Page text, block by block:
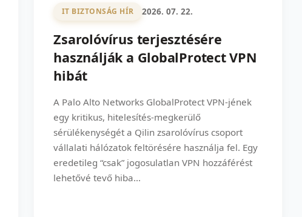
IT BIZTONSÁG HÍR 2026. 07. 22.
Zsarolóvírus terjesztésére
használják a GlobalProtect VPN
hibát
A Palo Alto Networks GlobalProtect VPN-jének
egy kritikus, hitelesítés-megkerülő
sérülékenységét a Qilin zsarolóvírus csoport
vállalati hálózatok feltörésére használja fel. Egy
eredetileg “csak” jogosulatlan VPN hozzáférést
lehetővé tevő hiba...